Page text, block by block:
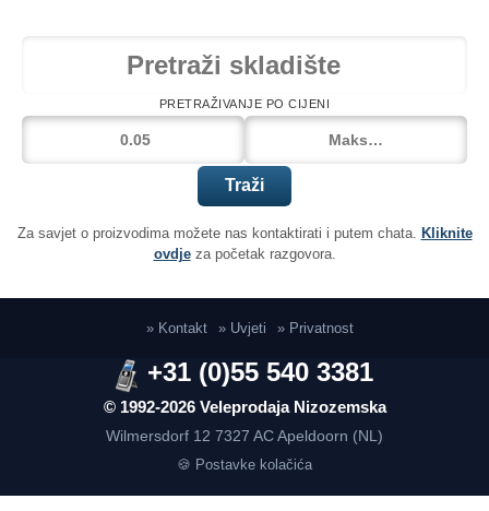
PRETRAŽIVANJE PO CIJENI
Traži
Za savjet o proizvodima možete nas kontaktirati i putem chata.
Kliknite
ovdjeza početak razgovora.
» Kontakt » Uvjeti » Privatnost
© 1992-2026 Veleprodaja Nizozemska
Wilmersdorf 12 7327 AC Apeldoorn (NL)
+31 (0)55 540 3381
🍪 Postavke kolačića